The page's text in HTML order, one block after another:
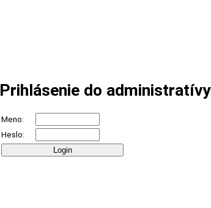
Prihlásenie do administratívy
Meno:
Heslo: